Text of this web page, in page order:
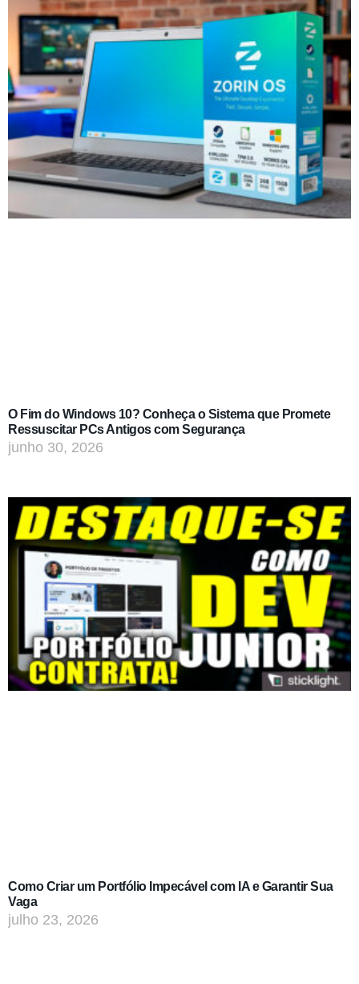
O Fim do Windows 10? Conheça o Sistema que Promete
Ressuscitar PCs Antigos com Segurança
junho 30, 2026
Como Criar um Portfólio Impecável com IA e Garantir Sua
Vaga
julho 23, 2026